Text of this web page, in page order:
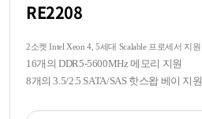
RE2208
2소켓 Intel Xeon 4, 5세대 Scalable 프로세서 지원
16개의 DDR5-5600MHz 메모리 지원
8개의 3.5/2.5 SATA/SAS 핫스왑 베이 지원